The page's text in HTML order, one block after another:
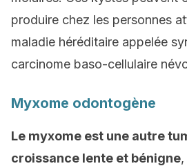
produire chez les personnes
maladie héréditaire appelée
carcinome baso-cellulaire
Myxome odontogène
Le myxome est une autre
croissance lente et bénigne